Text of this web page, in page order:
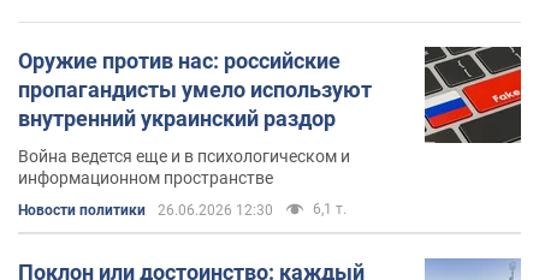
Оружие против нас: российские
пропагандисты умело используют
внутренний украинский раздор
Война ведется еще и в психологическом и
информационном пространстве
Новости политики 26.06.2026 12:30 6,1 т.
Поклон или достоинство: каждый